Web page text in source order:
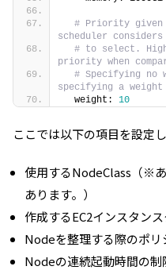
# Priority given
scheduler considers
# to select.
priority when
# Specifying no
specifying a
  weight:
10
ここでは以下の項目を設定し
使用するNodeClass（※
あります。）
作成するEC2インスタン
Nodeを整理する際のポリ
Nodeの連続起動時間の制